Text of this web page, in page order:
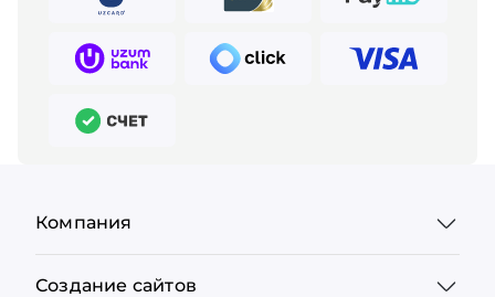
Компания
Создание сайтов